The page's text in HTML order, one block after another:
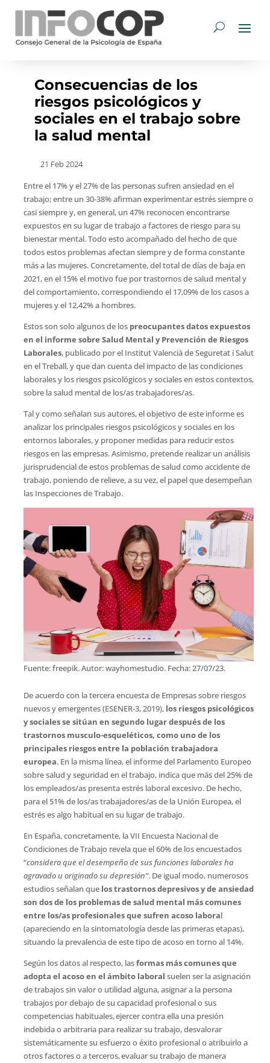
Consecuencias de los
riesgos psicológicos y
sociales en el trabajo sobre
la salud mental
21 Feb 2024
Entre el 17% y el 27% de las personas sufren ansiedad en el
trabajo; entre un 30-38% afirman experimentar estrés siempre o
casi siempre y, en general, un 47% reconocen encontrarse
expuestos en su lugar de trabajo a factores de riesgo para su
bienestar mental. Todo esto acompañado del hecho de que
todos estos problemas afectan siempre y de forma constante
más a las mujeres. Concretamente, del total de días de baja en
2021, en el 15% el motivo fue por trastornos de salud mental y
del comportamiento, correspondiendo el 17,09% de los casos a
mujeres y el 12,42% a hombres.
Estos son solo algunos de los preocupantes datos expuestos
en el informe sobre Salud Mental y Prevención de Riesgos
Laborales, publicado por el Institut Valencià de Seguretat i Salut
en el Treball, y que dan cuenta del impacto de las condiciones
laborales y los riesgos psicológicos y sociales en estos contextos,
sobre la salud mental de los/as trabajadores/as.
Tal y como señalan sus autores, el objetivo de este informe es
analizar los principales riesgos psicológicos y sociales en los
entornos laborales, y proponer medidas para reducir estos
riesgos en las empresas. Asimismo, pretende realizar un análisis
jurisprudencial de estos problemas de salud como accidente de
trabajo, poniendo de relieve, a su vez, el papel que desempeñan
las Inspecciones de Trabajo.
Fuente: freepik. Autor: wayhomestudio. Fecha: 27/07/23.
De acuerdo con la tercera encuesta de Empresas sobre riesgos
nuevos y emergentes (ESENER-3, 2019), los riesgos psicológicos
y sociales se sitúan en segundo lugar después de los
trastornos musculo-esqueléticos, como uno de los
principales riesgos entre la población trabajadora
europea. En la misma línea, el informe del Parlamento Europeo
sobre salud y seguridad en el trabajo, indica que más del 25% de
los empleados/as presenta estrés laboral excesivo. De hecho,
para el 51% de los/as trabajadores/as de la Unión Europea, el
estrés es algo habitual en su lugar de trabajo.
En España, concretamente, la VII Encuesta Nacional de
Condiciones de Trabajo revela que el 60% de los encuestados
“considera que el desempeño de sus funciones laborales ha
agravado u originado su depresión”. De igual modo, numerosos
estudios señalan que los trastornos depresivos y de ansiedad
son dos de los problemas de salud mental más comunes
entre los/as profesionales que sufren acoso laboral
(apareciendo en la sintomatología desde las primeras etapas),
situando la prevalencia de este tipo de acoso en torno al 14%.
Según los datos al respecto, lasformas más comunes que
adopta el acoso en el ámbito laboral suelen ser la asignación
de trabajos sin valor o utilidad alguna, asignar a la persona
trabajos por debajo de su capacidad profesional o sus
competencias habituales, ejercer contra ella una presión
indebida o arbitraria para realizar su trabajo, desvalorar
sistemáticamente su esfuerzo o éxito profesional o atribuirlo a
otros factores o a terceros, evaluar su trabajo de manera